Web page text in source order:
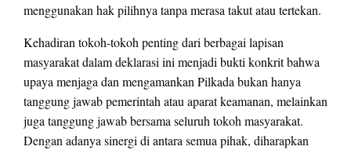
menggunakan hak pilihnya tanpa merasa takut atau tertekan.
Kehadiran tokoh-tokoh penting dari berbagai lapisan
masyarakat dalam deklarasi ini menjadi bukti konkrit bahwa
upaya menjaga dan mengamankan Pilkada bukan hanya
tanggung jawab pemerintah atau aparat keamanan, melainkan
juga tanggung jawab bersama seluruh tokoh masyarakat.
Dengan adanya sinergi di antara semua pihak, diharapkan